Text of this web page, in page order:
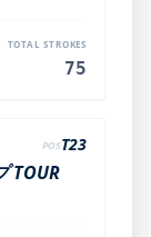
TOTAL STROKES
75
POST23
TOUR